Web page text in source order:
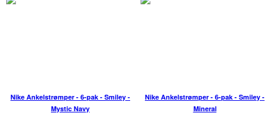
Nike Ankelstrømper - 6-pak - Smiley -
Mystic Navy
Nike Ankelstrømper - 6-pak - Smiley -
Mineral